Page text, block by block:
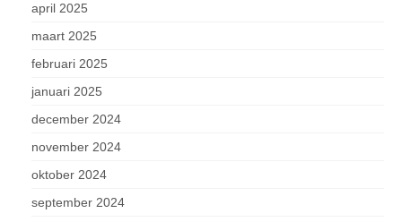
april 2025
maart 2025
februari 2025
januari 2025
december 2024
november 2024
oktober 2024
september 2024